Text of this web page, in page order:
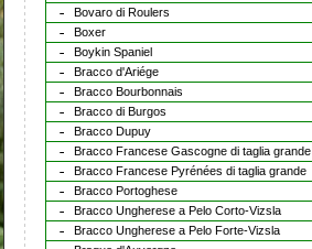
Bovaro di Roulers
Boxer
Boykin Spaniel
Bracco d'Ariége
Bracco Bourbonnais
Bracco di Burgos
Bracco Dupuy
Bracco Francese Gascogne di taglia grande
Bracco Francese Pyrénées di taglia grande
Bracco Portoghese
Bracco Ungherese a Pelo Corto-Vizsla
Bracco Ungherese a Pelo Forte-Vizsla